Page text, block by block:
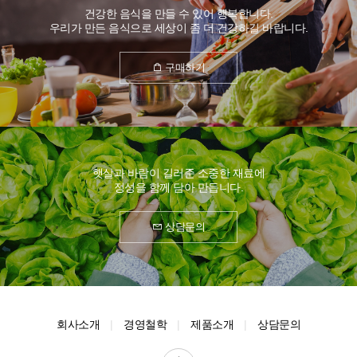
건강한 음식을 만들 수 있어 행복합니다.
우리가 만든 음식으로 세상이 좀 더 건강하길 바랍니다.
구매하기
햇살과 바람이 길러준 소중한 재료에
정성을 함께 담아 만듭니다.
상담문의
회사소개 경영철학 제품소개 상담문의